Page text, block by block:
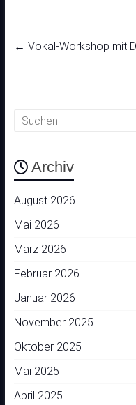
← Vokal-Workshop mit
Archiv
August 2026
Mai 2026
März 2026
Februar 2026
Januar 2026
November 2025
Oktober 2025
Mai 2025
April 2025